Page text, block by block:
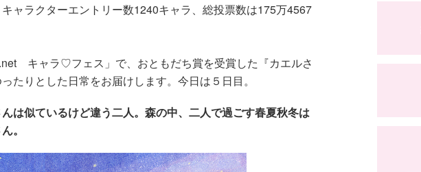
ャラクターエントリー数1240キャラ、総投票数は175万4567
キャラ♡フェス」で、おともだち賞を受賞した『カエルさ
たりとした日常をお届けします。今日は５日目。
は似ているけど違う二人。森の中、二人で過ごす春夏秋冬は
。